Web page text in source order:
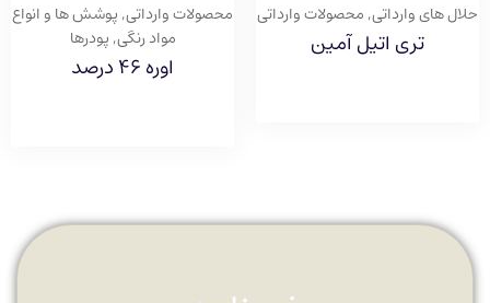
حلال های وارداتی,محصولات وارداتی
تری اتیل آمین
محصولات وارداتی,پوشش ها و انواع
مواد رنگی,پودرها
اوره ۴۶ درصد